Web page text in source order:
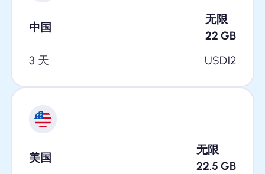
中国
无限
22 GB
3 天
USD12
美国
无限
22.5 GB